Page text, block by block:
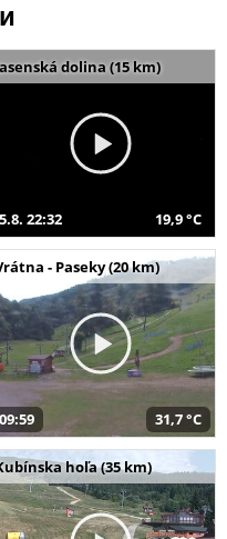
dolina (15 km)
5.8. 22:32 19,9 °C
- Paseky (20 km)
09:59 31,7 °C
hoľa (35 km)